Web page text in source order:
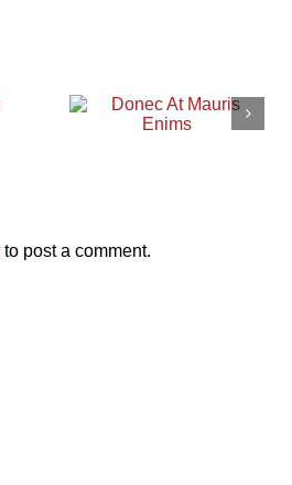
to post a comment.